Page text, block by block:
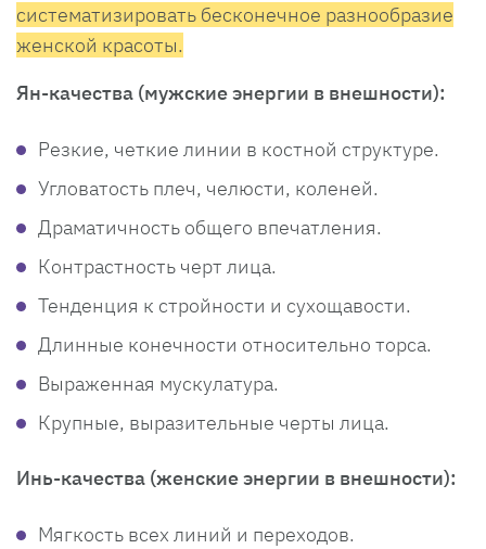
систематизировать бесконечное разнообразие
женской красоты.
Ян-качества (мужские энергии в внешности):
Резкие, четкие линии в костной структуре.
Угловатость плеч, челюсти, коленей.
Драматичность общего впечатления.
Контрастность черт лица.
Тенденция к стройности и сухощавости.
Длинные конечности относительно торса.
Выраженная мускулатура.
Крупные, выразительные черты лица.
Инь-качества (женские энергии в внешности):
Мягкость всех линий и переходов.